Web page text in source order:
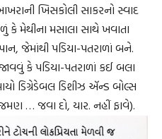
ખિસકોલી સાકરનો સ્વાદ
મેથીના મસાલા સાથે ખવાતા
જેમાંથી પડિયા-પતરાળાં બને.
કે પડિયા-પતરાળાં કઈ બલા
ડિગ્રેડેબલ ડિશીઝ ઍન્ડ બોલ્સ
… જવા દો, યાર. નહીં ફાવે).